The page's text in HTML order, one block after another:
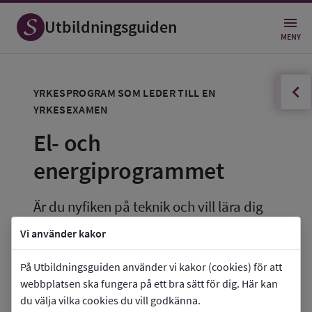
Vi använder kakor
På Utbildningsguiden använder vi kakor (cookies) för att
webbplatsen ska fungera på ett bra sätt för dig. Här kan
du välja vilka cookies du vill godkänna.
Utbildningsguiden MENY
Öppna
YRKESPROGRAM SOM LEDER TILL EN
YRKESEXAMEN
El- och
energiprogrammet
Är du nyfiken på teknik och vill lära dig
mer om el, energi och automation eller
datorer och kommunikationsteknik? Då
är det här programmet för dig. På el- och
energi programmet får du lära dig om